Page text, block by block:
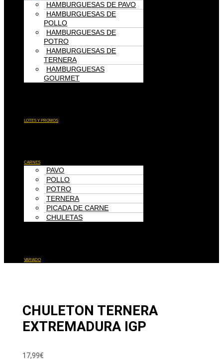
HAMBURGUESAS DE PAVO
HAMBURGUESAS DE
POLLO
HAMBURGUESAS DE
POTRO
HAMBURGUESAS DE
TERNERA
HAMBURGUESAS
GOURMET
LOTES Y PROMOS
CARNES
PAVO
POLLO
POTRO
TERNERA
PICADA DE CARNE
CHULETAS
VARIADO
CHULETON TERNERA
EXTREMADURA IGP
17,99€